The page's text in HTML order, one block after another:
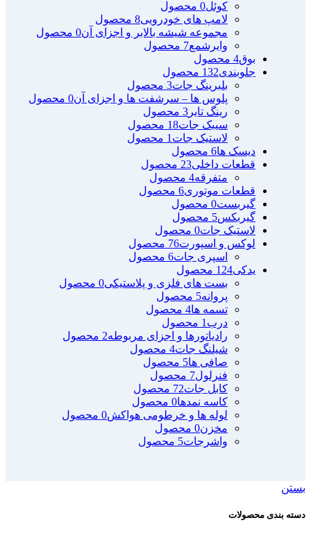
کوئل0 محصول
لامپ های خودرویی8 محصول
مجموعه شیشه بالابر و اجزای آن0 محصول
وایرشمع7 محصول
بوق4 محصول
جلوبندی132 محصول
بلبرینگ جات3 محصول
پلوس ها – سرشفت ها و اجزای آن0 محصول
رینگ تایر 3 محصول
سیبک جات18 محصول
لاستیک جات 1 محصول
دیسک ها6 محصول
قطعات داخلی23 محصول
متفرقه4 محصول
قطعات موتوری6 محصول
گیربست0 محصول
گیربکس5 محصول
لاستیک جات0 محصول
لوکس و اسپورت76 محصول
اسپری جات6 محصول
یدکی124 محصول
بست های فلزی و پلاستیکی0 محصول
پروانه5 محصول
تسمه ها4 محصول
درب 1 محصول
رادیاتورها و اجزای مربوطه2 محصول
شیلنگ جات4 محصول
صافی ها5 محصول
فنرلول7 محصول
کابل جات72 محصول
کاسه نمدها0 محصول
لوله ها و خرطومی هواکش0 محصول
مخزن0 محصول
واشرجات5 محصول
بستن
دسته بندی محصولات